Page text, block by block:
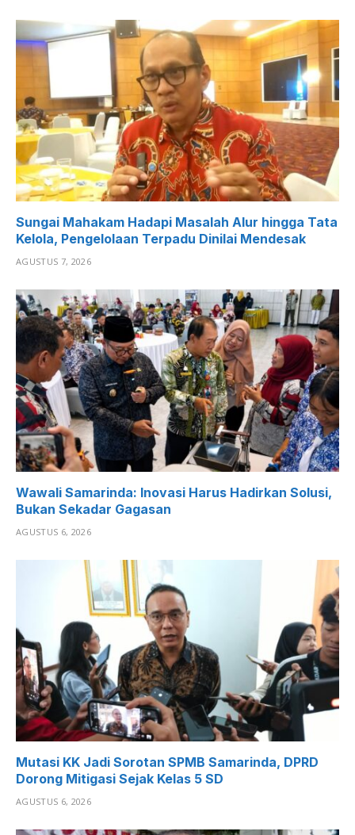
Sungai Mahakam Hadapi Masalah Alur hingga Tata
Kelola, Pengelolaan Terpadu Dinilai Mendesak
AGUSTUS 7, 2026
Wawali Samarinda: Inovasi Harus Hadirkan Solusi,
Bukan Sekadar Gagasan
AGUSTUS 6, 2026
Mutasi KK Jadi Sorotan SPMB Samarinda, DPRD
Dorong Mitigasi Sejak Kelas 5 SD
AGUSTUS 6, 2026